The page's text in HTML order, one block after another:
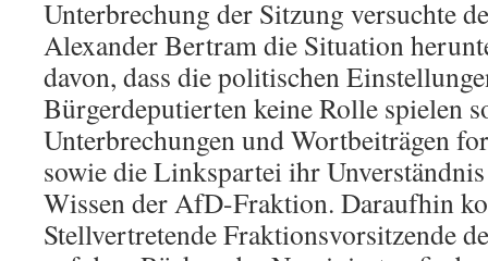
Unterbrechung der Sitzung versuchte
Alexander Bertram die Situation
davon, dass die politischen
Bürgerdeputierten keine Rolle spielen
Unterbrechungen und Wortbeiträgen
sowie die Linkspartei ihr
Wissen der AfD-Fraktion. Daraufhin
Stellvertretende Fraktionsvorsitzende